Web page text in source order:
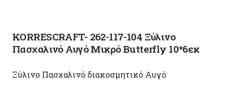
KORRESCRAFT- 262-117-104 Ξύλινο
Πασχαλινό Αυγό Μικρό Butterfly 10*6εκ
Ξύλινο Πασχαλινό διακοσμητικό Αυγό